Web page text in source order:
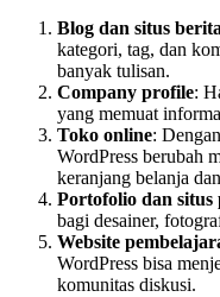
Blog dan situs berita
kategori, tag, dan
banyak tulisan.
Company profile:
yang memuat
Toko online:
WordPress berubah
keranjang belanja
Portofolio dan
bagi desainer,
Website
WordPress bisa
komunitas diskusi.